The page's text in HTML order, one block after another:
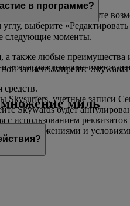
, и вы увидите
выберите
в программе?
следующие моменты.
также любые преимущества
не имеют
Skysurfers, учетные записи
Skywards будет
использованием
с положениями и
записи Эмирейтс
миль